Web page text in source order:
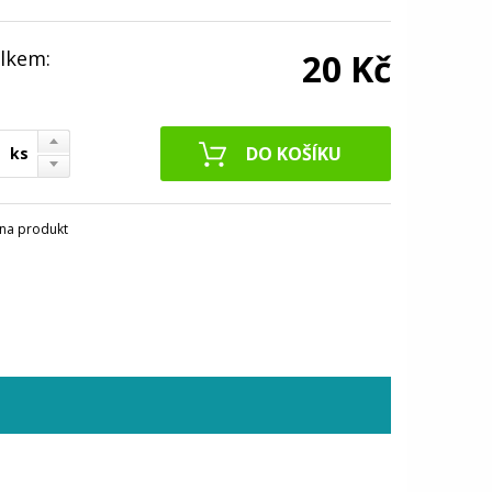
20 Kč
ks
produkt